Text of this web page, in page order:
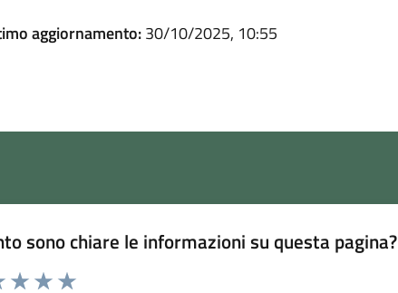
aggiornamento:30/10/2025, 10:55
sono chiare le informazioni su questa pagina?